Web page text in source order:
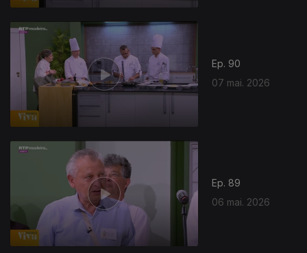
Ep. 90
07 mai. 2026
Ep. 89
06 mai. 2026